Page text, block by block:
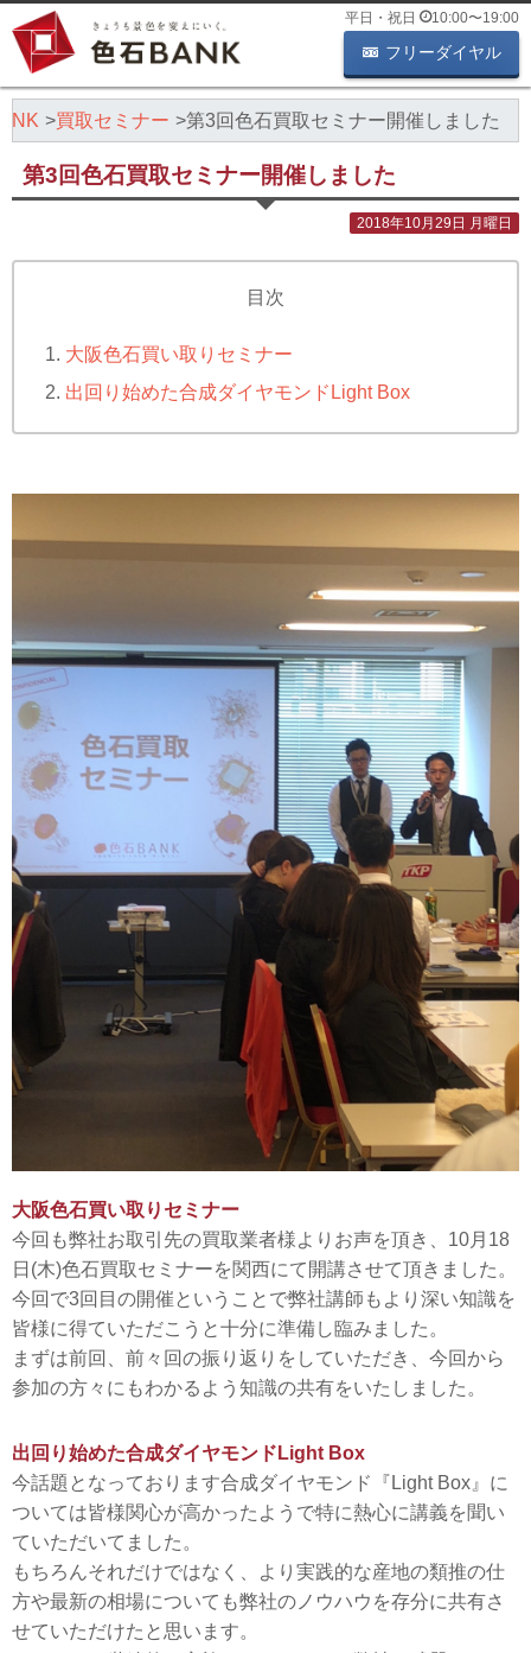
平日・祝日 10:00〜19:00
フリーダイヤル
買取セミナー 第3回色石買取セミナー開催しました
第3回色石買取セミナー開催しました
2018年10月29日 月曜日
目次
大阪色石買い取りセミナー
出回り始めた合成ダイヤモンドLight Box
大阪色石買い取りセミナー
今回も弊社お取引先の買取業者様よりお声を頂き、10月18
日(木)色石買取セミナーを関西にて開講させて頂きました。
今回で3回目の開催ということで弊社講師もより深い知識を
皆様に得ていただこうと十分に準備し臨みました。
まずは前回、前々回の振り返りをしていただき、今回から
参加の方々にもわかるよう知識の共有をいたしました。
出回り始めた合成ダイヤモンドLight Box
今話題となっております合成ダイヤモンド『Light Box』に
ついては皆様関心が高かったようで特に熱心に講義を聞い
ていただいてました。
もちろんそれだけではなく、より実践的な産地の類推の仕
方や最新の相場についても弊社のノウハウを存分に共有さ
せていただけたと思います。